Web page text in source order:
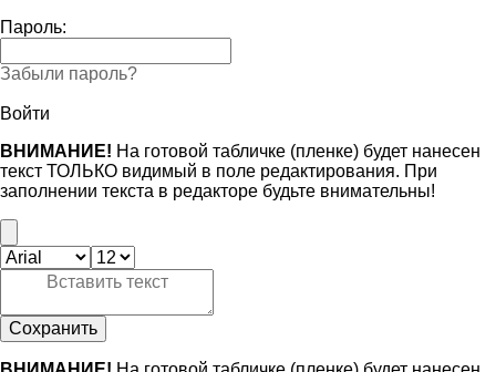
Пароль:
Забыли пароль?
Войти
ВНИМАНИЕ! На готовой табличке (пленке) будет нанесен
текст ТОЛЬКО видимый в поле редактирования. При
заполнении текста в редакторе будьте внимательны!
Сохранить